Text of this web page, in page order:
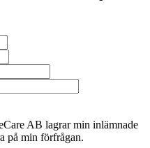
AB lagrar min inlämnade
på min förfrågan.